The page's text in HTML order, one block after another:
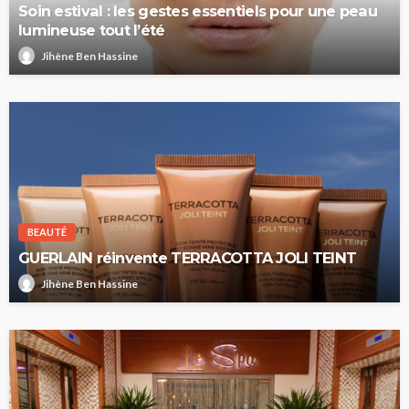
Soin estival : les gestes essentiels pour une peau
lumineuse tout l’été
Jihène Ben Hassine
BEAUTÉ
GUERLAIN réinvente TERRACOTTA JOLI TEINT
Jihène Ben Hassine